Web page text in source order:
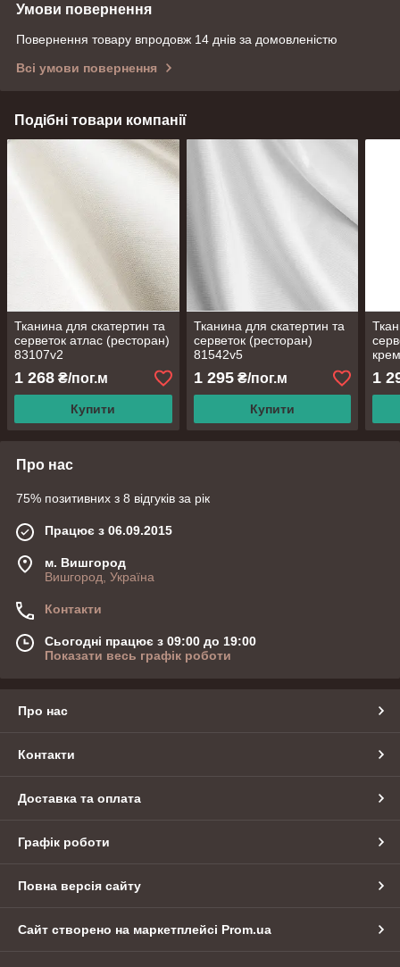
Умови повернення
Повернення товару впродовж 14 днів за домовленістю
Всі умови повернення
Подібні товари компанії
Тканина для скатертин та
серветок атлас (ресторан)
83107v2
1 268 ₴/пог.м
Купити
Тканина для скатертин та
серветок (ресторан)
81542v5
1 295₴/пог.м
Купити
1
Про нас
75% позитивних з 8 відгуків за рік
Працює з 06.09.2015
м. Вишгород
Вишгород, Україна
Контакти
Сьогодні працює з 09:00 до 19:00
Показати весь графік роботи
Про нас
Контакти
Доставка та оплата
Графік роботи
Повна версія сайту
Сайт створено на маркетплейсі Prom.ua